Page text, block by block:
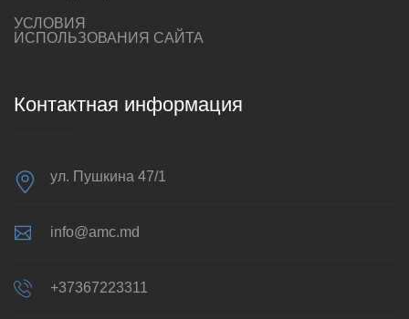
УСЛОВИЯ
ИСПОЛЬЗОВАНИЯ САЙТА
Контактная информация
ул. Пушкина 47/1
info@amc.md
+37367223311